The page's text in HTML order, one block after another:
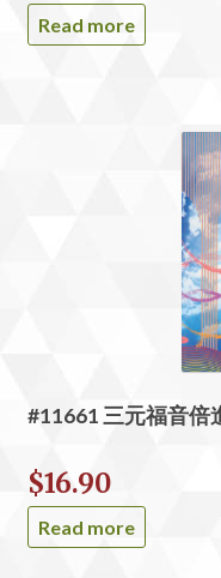
Read more
#11661 三元福音倍
$16.90
Read more